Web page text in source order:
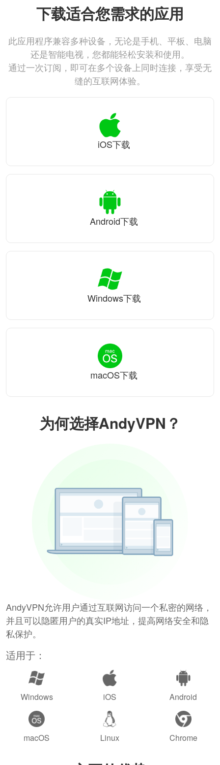
为何选择AndyVPN？
AndyVPN允许用户通过互联网访问一个私密的网络，
并且可以隐匿用户的真实IP地址，提高网络安全和隐
私保护。
适用于：
Windows iOS Android
macOS Linux Chrome
下载适合您需求的应用
此应用程序兼容多种设备，无论是手机、平板、电脑
还是智能电视，您都能轻松安装和使用。
通过一次订阅，即可在多个设备上同时连接，享受无
缝的互联网体验。
iOS下载
Android下载
Windows下载
macOS下载